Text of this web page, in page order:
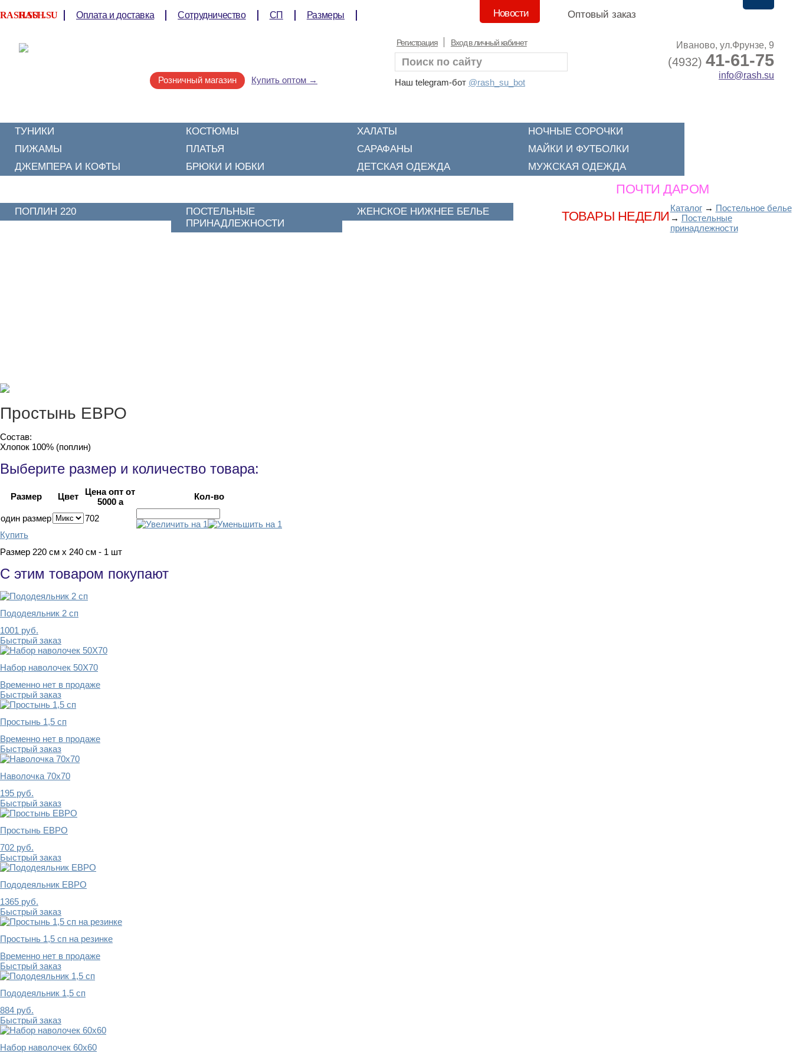
RASH.SU Оплата и доставка Сотрудничество СП Размеры Новости Оптовый заказ
Розничный магазин Купить оптом →
Регистрация Вход в личный кабинет
Наш telegram-бот @rash_su_bot
Иваново, ул.Фрунзе, 9
(4932) 41-61-75
info@rash.su
RASH.SU
ТУНИКИ КОСТЮМЫ ХАЛАТЫ
НОЧНЫЕ СОРОЧКИ
ПИЖАМЫ
ПЛАТЬЯ САРАФАНЫ
МАЙКИ И ФУТБОЛКИ
ДЖЕМПЕРА И КОФТЫ
БРЮКИ И ЮБКИ ДЕТСКАЯ ОДЕЖДА МУЖСКАЯ ОДЕЖДА
ПОПЛИН 220
ПОСТЕЛЬНЫЕ
ПРИНАДЛЕЖНОСТИ
ЖЕНСКОЕ НИЖНЕЕ БЕЛЬЕ
ПОЧТИ ДАРОМ
ТОВАРЫ НЕДЕЛИ
Каталог→ Постельное белье
→ Постельные
принадлежности
Простынь ЕВРО
Состав:
Хлопок 100% (поплин)
Выберите размер и количество товара:
Размер Цвет
Цена опт от
5000 a
Кол-во
один размер
702
Купить
Размер 220 см х 240 см - 1 шт
С этим товаром покупают
Пододеяльник 2 сп
1001 руб.
Быстрый заказ
Набор наволочек 50Х70
Временно нет в продаже
Быстрый заказ
Простынь 1,5 сп
Временно нет в продаже
Быстрый заказ
Наволочка 70х70
195 руб.
Быстрый заказ
Простынь ЕВРО
702 руб.
Быстрый заказ
Пододеяльник ЕВРО
1365 руб.
Быстрый заказ
Простынь 1,5 сп на резинке
Временно нет в продаже
Быстрый заказ
Пододеяльник 1,5 сп
884 руб.
Быстрый заказ
Набор наволочек 60х60